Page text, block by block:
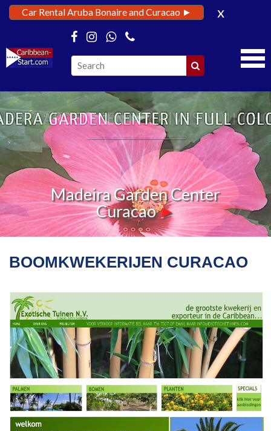
Car Rental Aruba Bonaire and Curacao ► x
Madeira Garden Center
Curacao►
Madeira Garden Center
Curacao►
BOOMKWEKERIJEN CURACAO